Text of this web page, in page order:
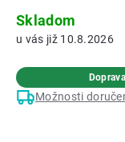
Skladom
10.8.2026
Možnosti